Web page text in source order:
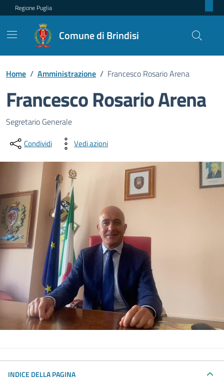
Regione Puglia
Comune di Brindisi
Home / Amministrazione / Francesco Rosario Arena
Francesco Rosario Arena
Dettagli della persona pubblica
Segretario Generale
Condividi Vedi azioni
INDICE DELLA PAGINA